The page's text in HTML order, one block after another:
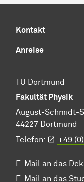
Kontakt
Anreise
TU Dortmund
Fakultät Physik
August-Schmidt-
44227 Dortmund
Telefon:
+49
E-Mail an das
E-Mail an das